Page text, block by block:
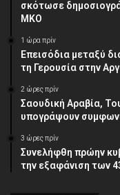
σκότωσε
ΜΚΟ
1 ώρα πρίν
Επεισόδια μεταξύ
τη Γερουσία στην
2 ώρες πρίν
Σαουδική Αραβία,
υπογράψουν
3 ώρες πρίν
Συνελήφθη πρώην
την εξαφάνιση των